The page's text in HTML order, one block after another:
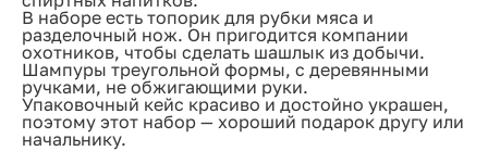
В наборе есть топорик для рубки мяса и
разделочный нож. Он пригодится компании
охотников, чтобы сделать шашлык из добычи.
Шампуры треугольной формы, с деревянными
ручками, не обжигающими руки.
Упаковочный кейс красиво и достойно украшен,
поэтому этот набор — хороший подарок другу или
начальнику.